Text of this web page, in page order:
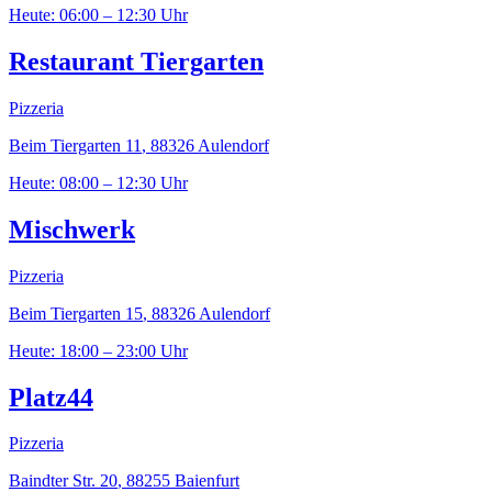
Heute: 06:00 – 12:30 Uhr
Restaurant Tiergarten
Pizzeria
Beim Tiergarten 11 , 88326 Aulendorf
Heute: 08:00 – 12:30 Uhr
Mischwerk
Pizzeria
Beim Tiergarten 15, 88326 Aulendorf
Heute: 18:00 – 23:00 Uhr
Platz44
Pizzeria
Baindter Str. 20, 88255 Baienfurt